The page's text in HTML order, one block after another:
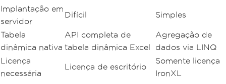
Implantação em
servidor
Difícil Simples
Tabela
dinâmica nativa
API completa de
tabela dinâmica Excel
Agregação de
dados via LINQ
Licença
necessária
Licença de escritório
Somente licença
IronXL